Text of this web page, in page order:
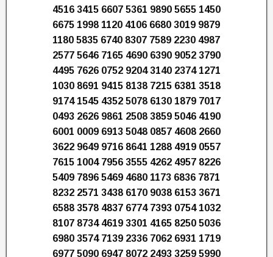
4516 3415 6607 5361 9890 5655 1450
6675 1998 1120 4106 6680 3019 9879
1180 5835 6740 8307 7589 2230 4987
2577 5646 7165 4690 6390 9052 3790
4495 7626 0752 9204 3140 2374 1271
1030 8691 9415 8138 7215 6381 3518
9174 1545 4352 5078 6130 1879 7017
0493 2626 9861 2508 3859 5046 4190
6001 0009 6913 5048 0857 4608 2660
3622 9649 9716 8641 1288 4919 0557
7615 1004 7956 3555 4262 4957 8226
5409 7896 5469 4680 1173 6836 7871
8232 2571 3438 6170 9038 6153 3671
6588 3578 4837 6774 7393 0754 1032
8107 8734 4619 3301 4165 8250 5036
6980 3574 7139 2336 7062 6931 1719
6977 5090 6947 8072 2493 3259 5990